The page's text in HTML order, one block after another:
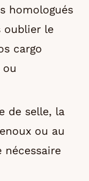
homologués
oublier le
cargo
ou
de selle, la
ou au
nécessaire